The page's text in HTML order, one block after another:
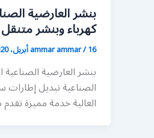
كهرباء وبنشر
ammar ammar/16 أبريل، 2020
بنشر العارضية
الصناعية تبديل
العالية خدمة مميزة